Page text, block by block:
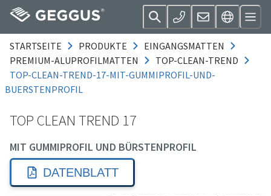
STARTSEITE PRODUKTE
EINGANGSMATTEN
PREMIUM-ALUPROFILMATTEN
TOP-CLEAN-TREND
TOP-CLEAN-TREND-17-MIT-GUMMIPROFIL-UND-
BUERSTENPROFIL
TOP CLEAN TREND 17
MIT GUMMIPROFIL UND BÜRSTENPROFIL
DATENBLATT